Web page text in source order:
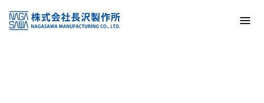
KSS加盟店・取扱店情報
店舗一覧